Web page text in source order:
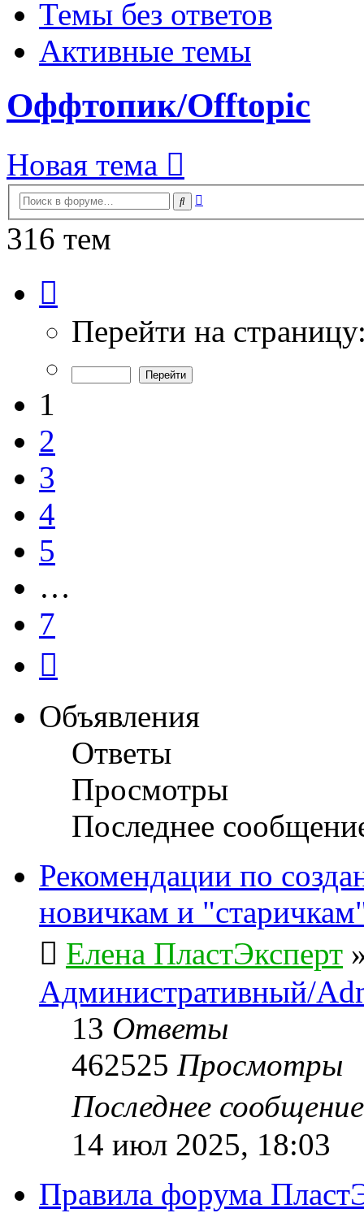
Темы без ответов
Активные темы
Оффтопик/Offtopic
Новая тема
Поиск
316 тем
из
Перейти на
1
2
3
4
5
…
7
Объявления
Ответы
Просмотры
Последнее
Рекомендации по
новичкам и
Елена ПластЭксперт
Административный/
13 Ответы
462525 Просмотры
Последнее
14 июл 2025, 18:03
Правила форума